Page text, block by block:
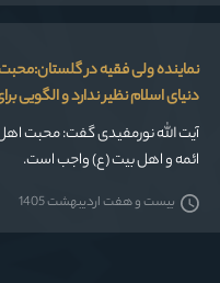
نماینده ولی فقیه در
دنیای اسلام نظیر ندارد و الگویی
آیت الله نورمفیدی گفت: محبت
ائمه و اهل بیت (ع) واجب است.
بیست و هفت اردیبهشت 1405